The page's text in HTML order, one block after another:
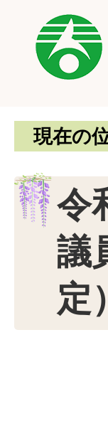
現在の
令
議
定）